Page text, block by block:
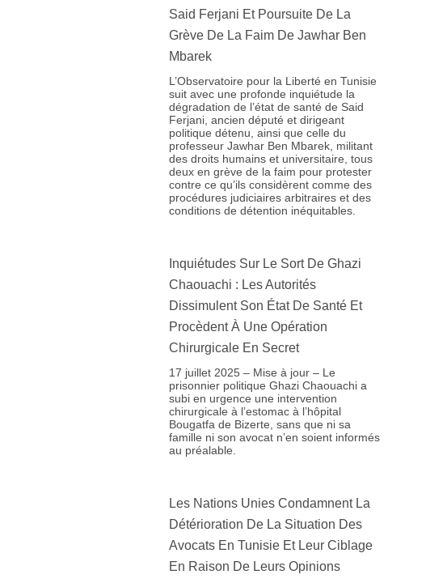
Said Ferjani Et Poursuite De La
Grève De La Faim De Jawhar Ben
Mbarek
L’Observatoire pour la Liberté en Tunisie
suit avec une profonde inquiétude la
dégradation de l’état de santé de Said
Ferjani, ancien député et dirigeant
politique détenu, ainsi que celle du
professeur Jawhar Ben Mbarek, militant
des droits humains et universitaire, tous
deux en grève de la faim pour protester
contre ce qu’ils considèrent comme des
procédures judiciaires arbitraires et des
conditions de détention inéquitables.
Inquiétudes Sur Le Sort De Ghazi
Chaouachi : Les Autorités
Dissimulent Son État De Santé Et
Procèdent À Une Opération
Chirurgicale En Secret
17 juillet 2025 – Mise à jour – Le
prisonnier politique Ghazi Chaouachi a
subi en urgence une intervention
chirurgicale à l’estomac à l’hôpital
Bougatfa de Bizerte, sans que ni sa
famille ni son avocat n’en soient informés
au préalable.
Les Nations Unies Condamnent La
Détérioration De La Situation Des
Avocats En Tunisie Et Leur Ciblage
En Raison De Leurs Opinions